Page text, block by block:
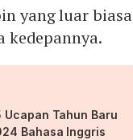
yang luar biasa
kedepannya.
Ucapan Tahun Baru
Bahasa Inggris